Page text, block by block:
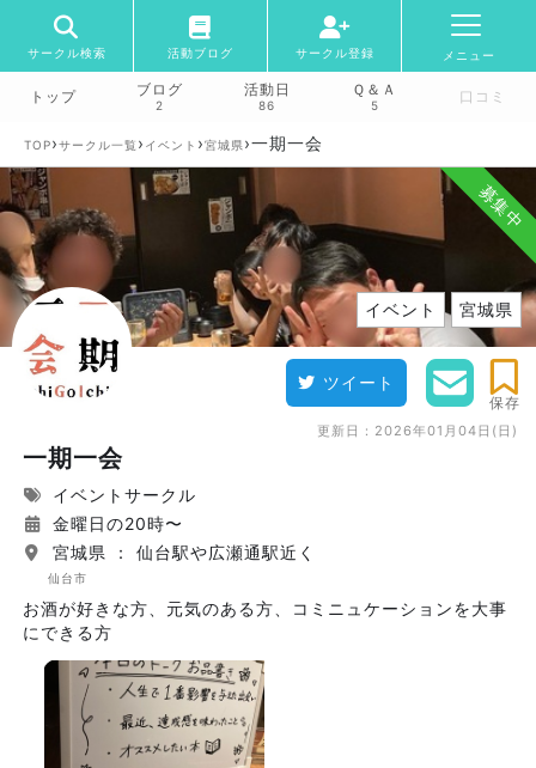
サークル検索 活動ブログ サークル登録 メニュー
トップ ブログ
2
活動日
86
Ｑ＆Ａ
5 口コミ
TOP›サークル一覧 › イベント ›宮城県›一期一会
募集中
イベント 宮城県
ツイート
保存
更新日： 2026年01月04日(日)
一期一会
イベントサークル
金曜日の20時〜
宮城県 ： 仙台駅や広瀬通駅近く
仙台市
お酒が好きな方、元気のある方、コミニュケーションを大事
にできる方